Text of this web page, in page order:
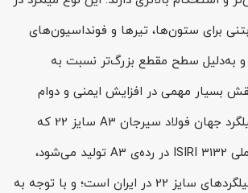
برای ستون‌ها، تیرها و فونداسیون‌های
و به‌دلیل سطح مقطع بزرگ‌تر نسبت به
بسیار مهمی در افزایش ایمنی و دوام
سازه ایفا می‌کند. میلگرد جهان فولاد سیرجان A3 سایز 22 که
مطابق با استاندارد ملی ISIRI 3132 در رده‌ی A3 تولید می‌شود،
نمونه‌ای از بهترین میلگردهای سایز 22 در ایران است؛ و با توجه به